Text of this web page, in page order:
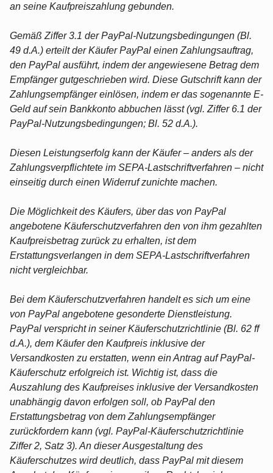
an seine Kaufpreiszahlung gebunden.
Gemäß Ziffer 3.1 der PayPal-Nutzungsbedingungen (Bl.
49 d.A.) erteilt der Käufer PayPal einen Zahlungsauftrag,
den PayPal ausführt, indem der angewiesene Betrag dem
Empfänger gutgeschrieben wird. Diese Gutschrift kann der
Zahlungsempfänger einlösen, indem er das sogenannte E-
Geld auf sein Bankkonto abbuchen lässt (vgl. Ziffer 6.1 der
PayPal-Nutzungsbedingungen; Bl. 52 d.A.).
Diesen Leistungserfolg kann der Käufer – anders als der
Zahlungsverpflichtete im SEPA-Lastschriftverfahren – nicht
einseitig durch einen Widerruf zunichte machen.
Die Möglichkeit des Käufers, über das von PayPal
angebotene Käuferschutzverfahren den von ihm gezahlten
Kaufpreisbetrag zurück zu erhalten, ist dem
Erstattungsverlangen in dem SEPA-Lastschriftverfahren
nicht vergleichbar.
Bei dem Käuferschutzverfahren handelt es sich um eine
von PayPal angebotene gesonderte Dienstleistung.
PayPal verspricht in seiner Käuferschutzrichtlinie (Bl. 62 ff
d.A.), dem Käufer den Kaufpreis inklusive der
Versandkosten zu erstatten, wenn ein Antrag auf PayPal-
Käuferschutz erfolgreich ist. Wichtig ist, dass die
Auszahlung des Kaufpreises inklusive der Versandkosten
unabhängig davon erfolgen soll, ob PayPal den
Erstattungsbetrag von dem Zahlungsempfänger
zurückfordern kann (vgl. PayPal-Käuferschutzrichtlinie
Ziffer 2, Satz 3). An dieser Ausgestaltung des
Käuferschutzes wird deutlich, dass PayPal mit diesem